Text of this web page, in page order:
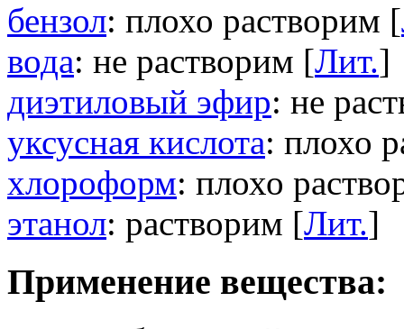
бензол: плохо растворим [
вода: не растворим [Лит.]
диэтиловый эфир: не
уксусная кислота: плохо
хлороформ: плохо
этанол: растворим [Лит.]
Применение вещества: